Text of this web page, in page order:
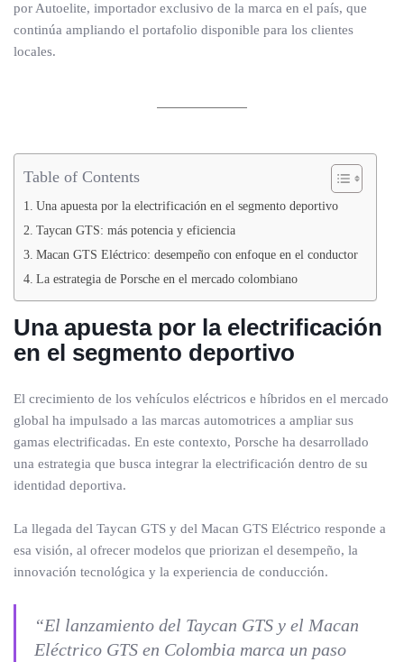
por Autoelite, importador exclusivo de la marca en el país, que
continúa ampliando el portafolio disponible para los clientes
locales.
Table of Contents
Una apuesta por la electrificación en el segmento deportivo
Taycan GTS: más potencia y eficiencia
Macan GTS Eléctrico: desempeño con enfoque en el conductor
La estrategia de Porsche en el mercado colombiano
Una apuesta por la electrificación
en el segmento deportivo
El crecimiento de los vehículos eléctricos e híbridos en el mercado
global ha impulsado a las marcas automotrices a ampliar sus
gamas electrificadas. En este contexto, Porsche ha desarrollado
una estrategia que busca integrar la electrificación dentro de su
identidad deportiva.
La llegada del Taycan GTS y del Macan GTS Eléctrico responde a
esa visión, al ofrecer modelos que priorizan el desempeño, la
innovación tecnológica y la experiencia de conducción.
“El lanzamiento del Taycan GTS y el Macan
Eléctrico GTS en Colombia marca un paso